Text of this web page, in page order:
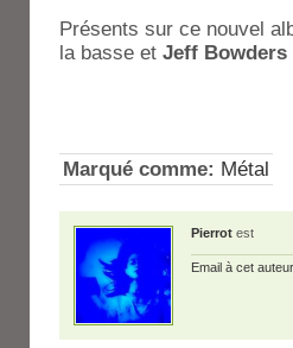
Présents sur ce nouvel
la basse et Jeff Bowders
Marqué comme: Métal
Pierrot est
Email à cet auteur